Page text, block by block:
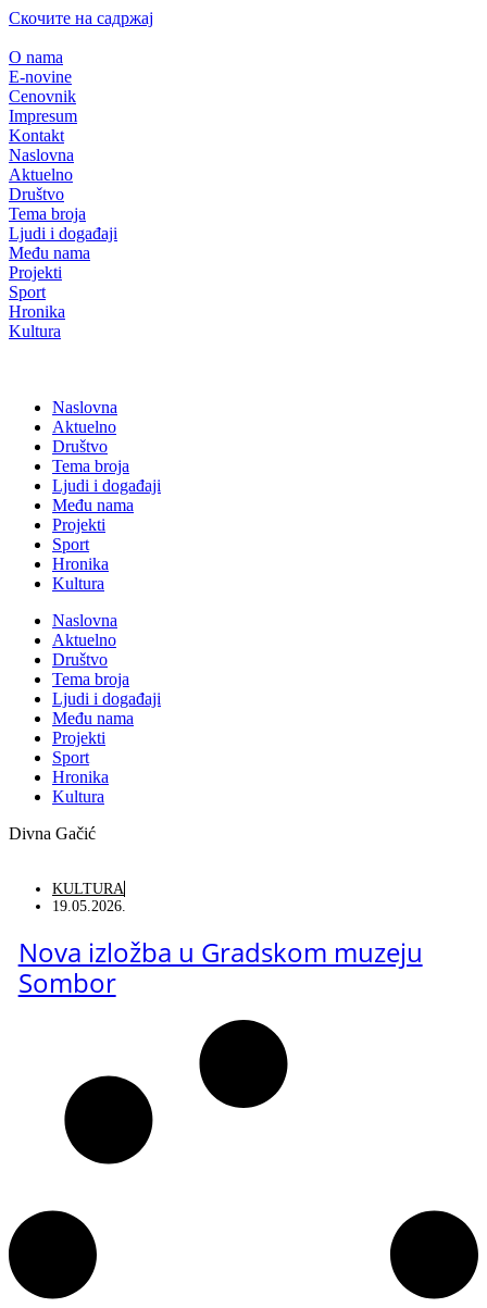
Скочите на садржај
O nama
E-novine
Cenovnik
Impresum
Kontakt
Naslovna
Aktuelno
Društvo
Tema broja
Ljudi i događaji
Među nama
Projekti
Sport
Hronika
Kultura
Naslovna
Aktuelno
Društvo
Tema broja
Ljudi i događaji
Među nama
Projekti
Sport
Hronika
Kultura
Naslovna
Aktuelno
Društvo
Tema broja
Ljudi i događaji
Među nama
Projekti
Sport
Hronika
Kultura
Divna Gačić
KULTURA
19.05.2026.
Nova izložba u Gradskom muzeju
Sombor